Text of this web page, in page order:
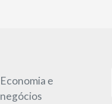
Economia e
negócios